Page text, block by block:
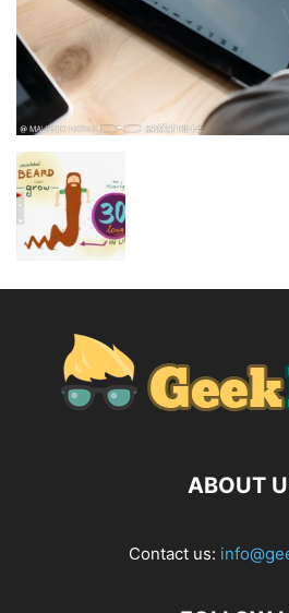
ABOUT
Contact us: